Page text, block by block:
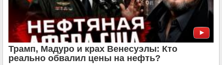
Трамп, Мадуро и крах Венесуэлы: Кто
реально обвалил цены на нефть?